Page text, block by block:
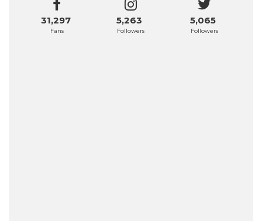
31,297
Fans
5,263
Followers
5,065
Followers